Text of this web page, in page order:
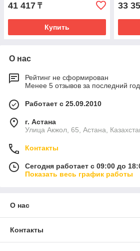
41 417 ₸
Купить
33
О нас
Рейтинг не сформирован
Менее 5 отзывов за последний год
Работает с 25.09.2010
г. Астана
Улица Акжол, 65, Астана,
Контакты
Сегодня работает с 09:00 до
Показать весь график работы
О нас
Контакты